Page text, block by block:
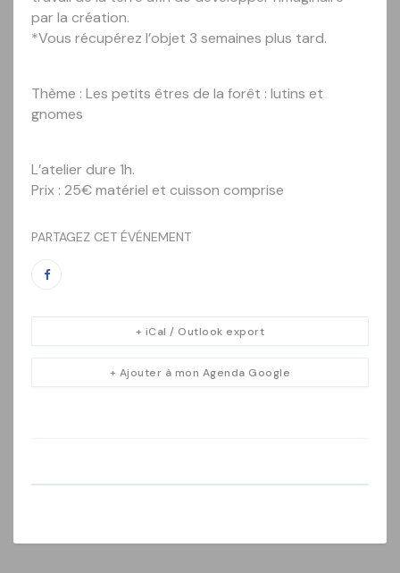
par la création.
*Vous récupérez l’objet 3 semaines plus tard.
Thème : Les petits êtres de la forêt : lutins et
gnomes
L’atelier dure 1h.
Prix : 25€ matériel et cuisson comprise
PARTAGEZ CET ÉVÉNEMENT
+ Ajouter à mon Agenda Google
+ iCal / Outlook export